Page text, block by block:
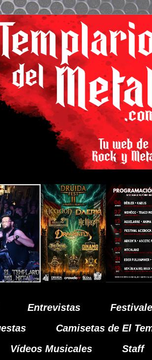
Entrevistas
Camisetas de El
Vídeos Musicales Staff